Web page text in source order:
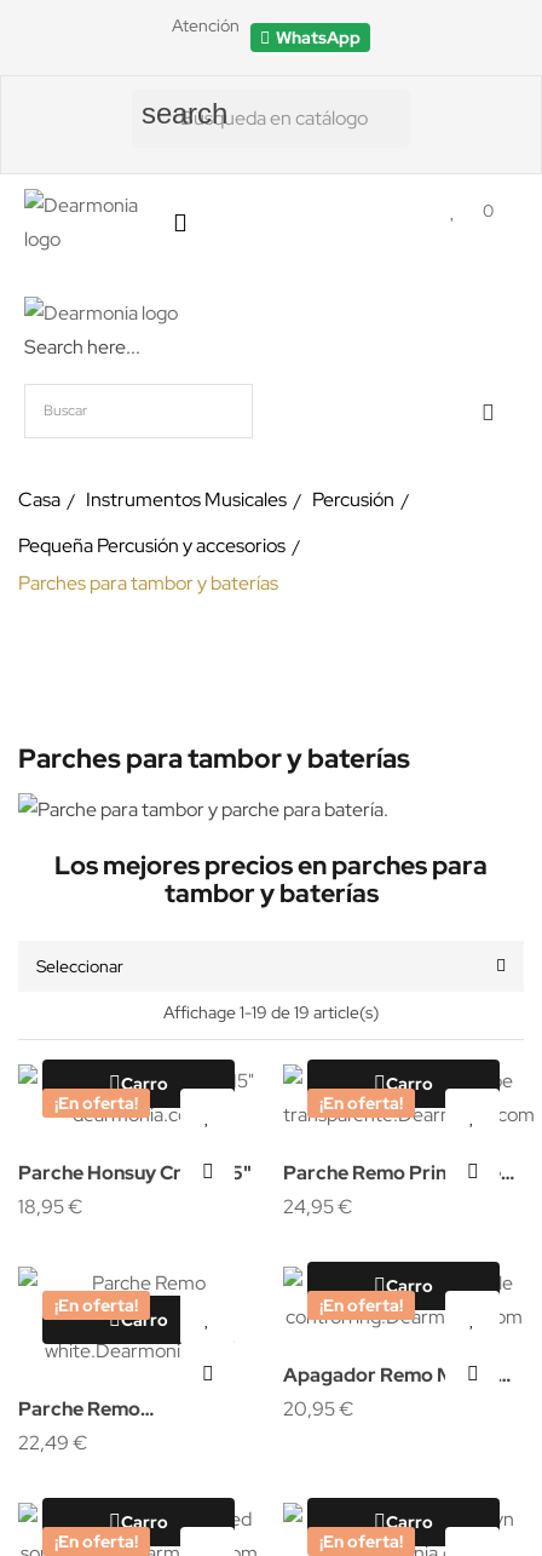
Atención
WhatsApp
search
0
Search here...
Casa Instrumentos Musicales
Percusión
Pequeña Percusión y accesorios
Parches para tambor y baterías
Parches para tambor y baterías
Los mejores precios en parches para
tambor y baterías
Seleccionar
Affichage 1-19 de 19 article(s)
¡En oferta!
Carro
Parche Honsuy Cristal 15"
18,95 €
¡En oferta!
Carro
Parche Remo Prinstripe
transparente
24,95 €
¡En oferta!
Carro
Parche Remo
Ambassador smooth
22,49 €
¡En oferta!
Carro
Apagador Remo Muffle
control ring
20,95 €
¡En oferta!
Carro
¡En oferta!
Carro